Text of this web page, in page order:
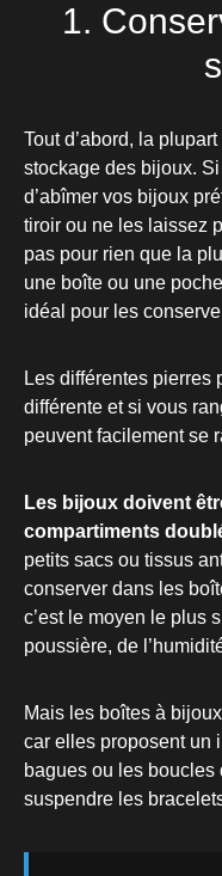
1.
Tout d’abord, la
stockage des bijoux.
d’abîmer vos bijoux
tiroir ou ne les laissez
pas pour rien que la
une boîte ou une
idéal pour les
Les différentes pierres
différente et si vous
peuvent facilement se
Les bijoux doivent
compartiments
petits sacs ou tissus
conserver dans les
c’est le moyen le plus
poussière, de
Mais les boîtes à
car elles proposent un
bagues ou les boucles
suspendre les